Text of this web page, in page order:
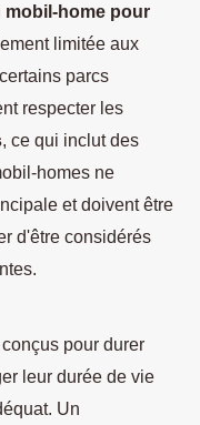
mobil-home pour
limitée aux
parcs
respecter les
, ce qui inclut des
homes ne
et doivent être
d'être considérés
pour durer
leur durée de vie
Un